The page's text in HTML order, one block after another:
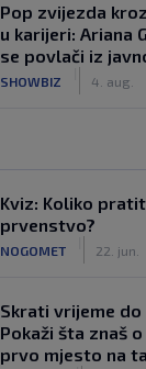
Pop zvijezda
u karijeri: Ariana
se povlači iz
SHOWBIZ 4. aug.
Kviz: Koliko
prvenstvo?
NOGOMET 22. jun.
Skrati vrijeme do
Pokaži šta znaš
prvo mjesto na